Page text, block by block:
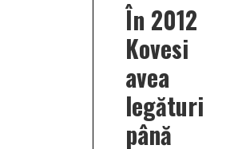
În 2012
Kovesi
avea
legături
până